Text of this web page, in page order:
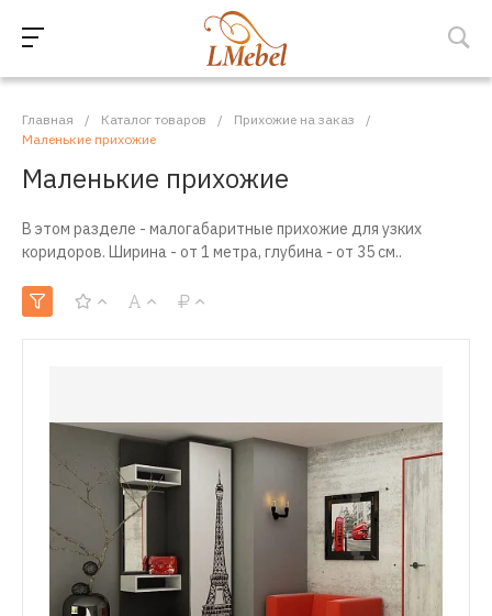
Главная / Каталог товаров / Прихожие на заказ
/
Маленькие прихожие
Маленькие прихожие
В этом разделе - малогабаритные прихожие для узких
коридоров. Ширина - от 1 метра, глубина - от 35 см..